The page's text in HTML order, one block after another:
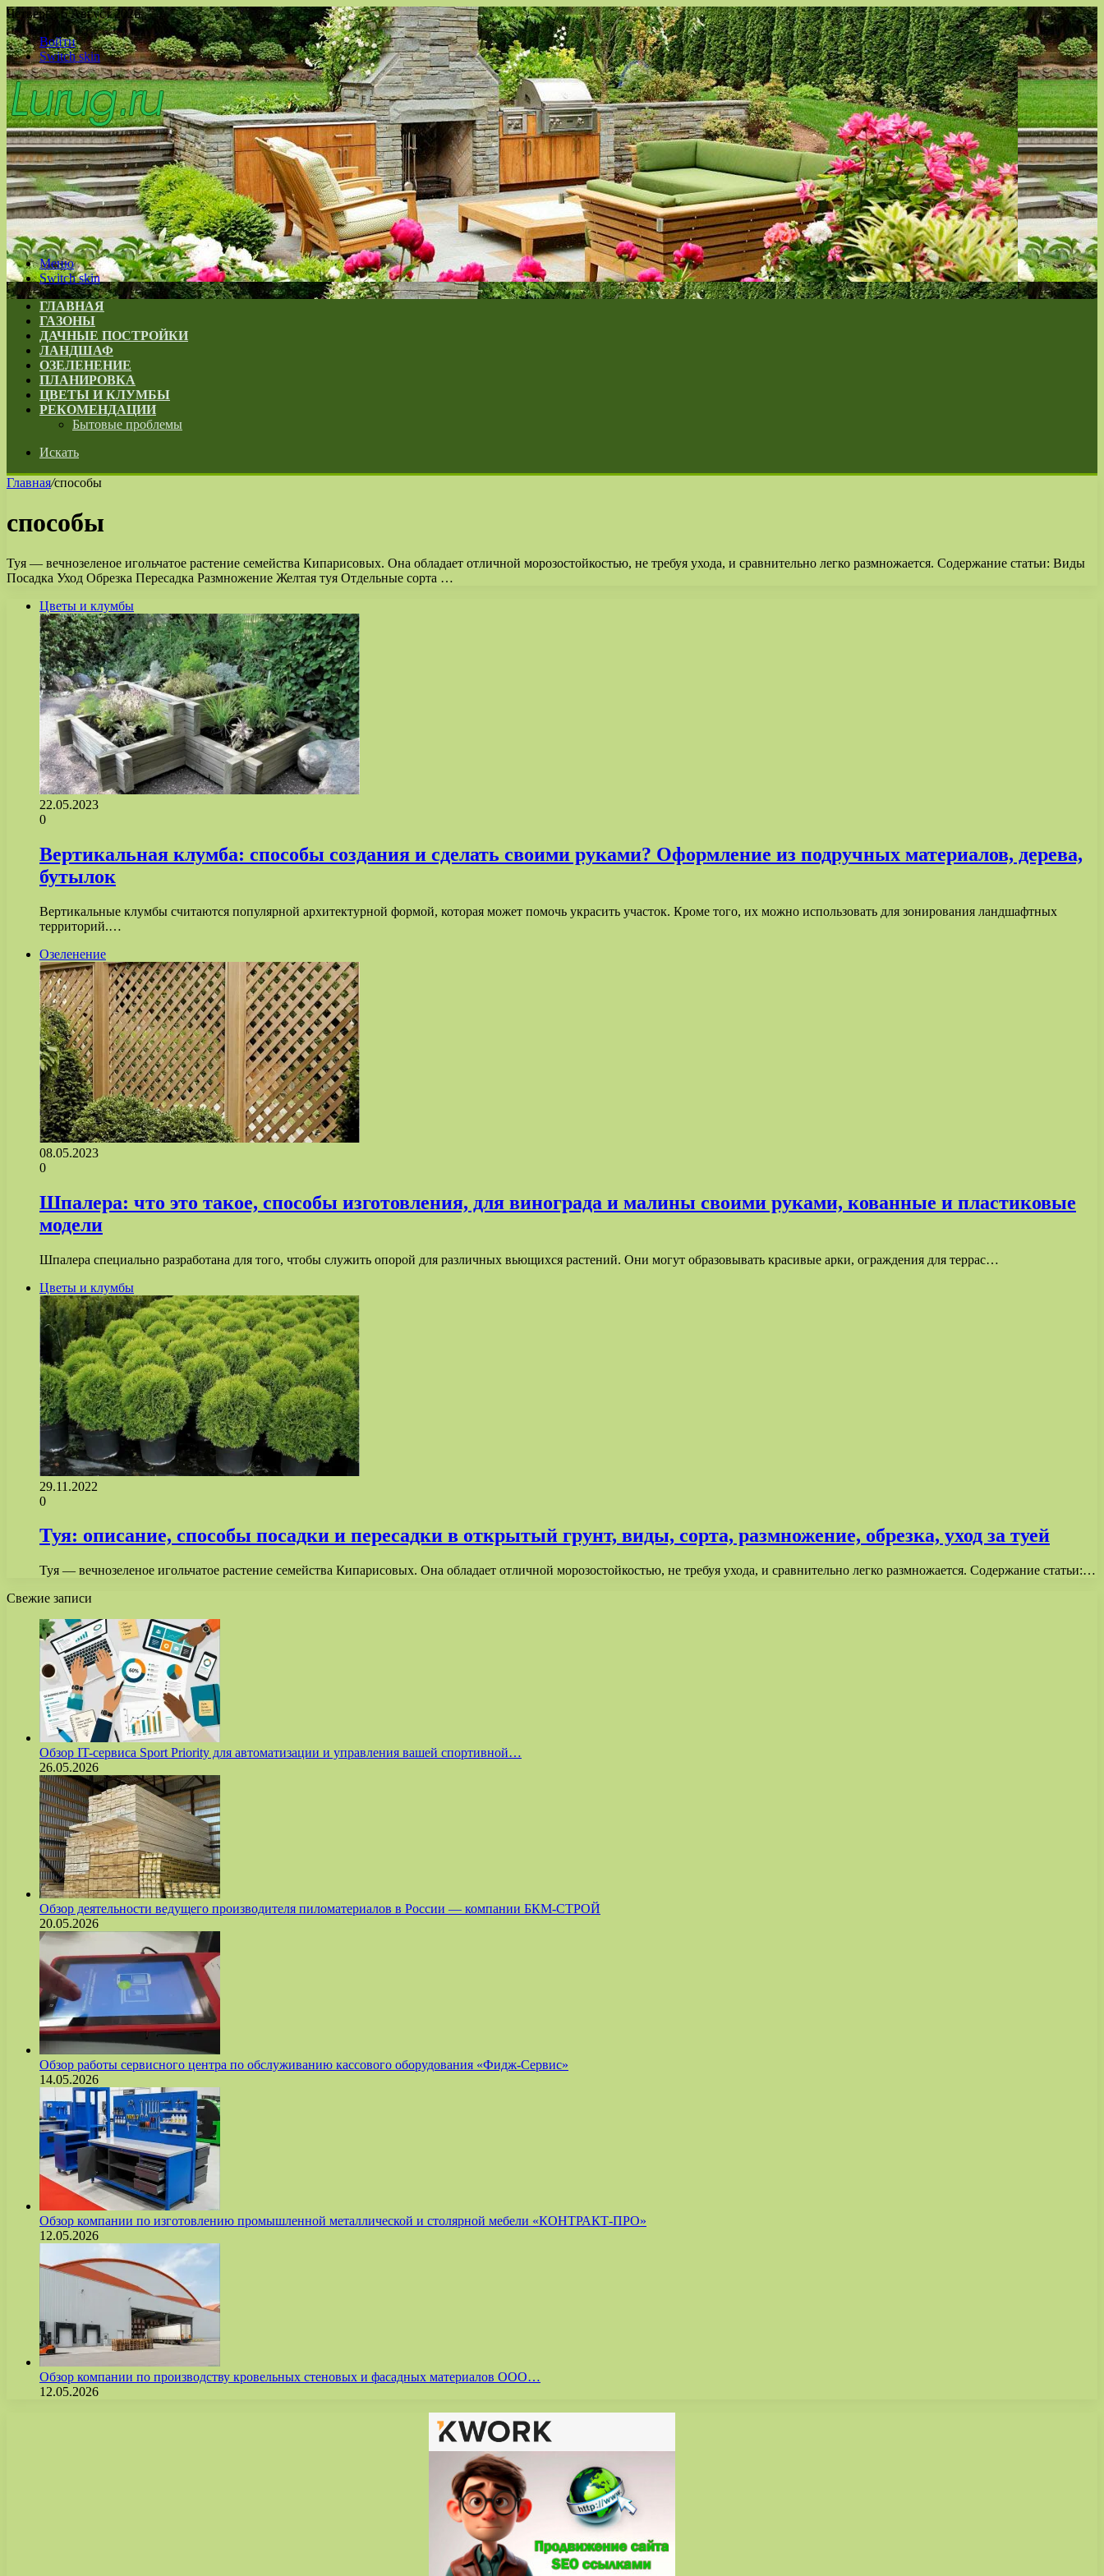
Четверг , 6 Август 2026
Войти
Switch skin
Меню
Switch skin
ГЛАВНАЯ
ГАЗОНЫ
ДАЧНЫЕ ПОСТРОЙКИ
ЛАНДШАФ
ОЗЕЛЕНЕНИЕ
ПЛАНИРОВКА
ЦВЕТЫ И КЛУМБЫ
РЕКОМЕНДАЦИИ
Бытовые проблемы
Искать
Главная/способы
способы
Туя — вечнозеленое игольчатое растение семейства Кипарисовых. Она обладает отличной морозостойкостью, не требуя ухода, и сравнительно легко размножается. Содержание статьи: Виды
Посадка Уход Обрезка Пересадка Размножение Желтая туя Отдельные сорта …
Цветы и клумбы
22.05.2023
0
Вертикальная клумба: способы создания и сделать своими руками? Оформление из подручных материалов, дерева,
бутылок
Вертикальные клумбы считаются популярной архитектурной формой, которая может помочь украсить участок. Кроме того, их можно использовать для зонирования ландшафтных
территорий.…
Озеленение
08.05.2023
0
Шпалера: что это такое, способы изготовления, для винограда и малины своими руками, кованные и пластиковые
модели
Шпалера специально разработана для того, чтобы служить опорой для различных вьющихся растений. Они могут образовывать красивые арки, ограждения для террас…
Цветы и клумбы
29.11.2022
0
Туя: описание, способы посадки и пересадки в открытый грунт, виды, сорта, размножение, обрезка, уход за туей
Туя — вечнозеленое игольчатое растение семейства Кипарисовых. Она обладает отличной морозостойкостью, не требуя ухода, и сравнительно легко размножается. Содержание статьи:…
Свежие записи
Обзор IT-сервиса Sport Priority для автоматизации и управления вашей спортивной…
26.05.2026
Обзор деятельности ведущего производителя пиломатериалов в России — компании БКМ-СТРОЙ
20.05.2026
Обзор работы сервисного центра по обслуживанию кассового оборудования «Фидж-Сервис»
14.05.2026
Обзор компании по изготовлению промышленной металлической и столярной мебели «КОНТРАКТ-ПРО»
12.05.2026
Обзор компании по производству кровельных стеновых и фасадных материалов ООО…
12.05.2026